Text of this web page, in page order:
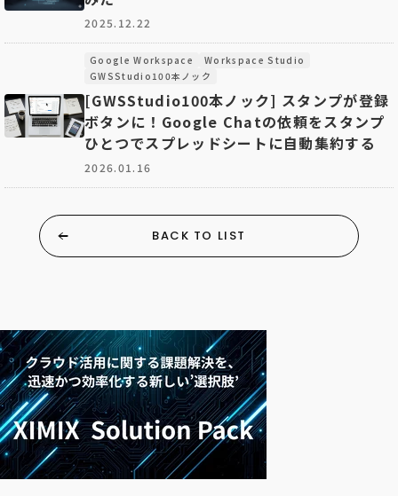
2025.12.22
Google Workspace
Workspace Studio
GWSStudio100本ノック
[GWSStudio100本ノック] スタンプが登録
ボタンに！Google Chatの依頼をスタンプ
ひとつでスプレッドシートに自動集約する
2026.01.16
BACK TO LIST